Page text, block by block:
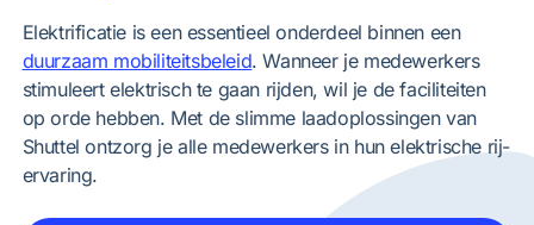
Elektrificatie is een essentieel onderdeel binnen een
duurzaam mobiliteitsbeleid. Wanneer je medewerkers
stimuleert elektrisch te gaan rijden, wil je de faciliteiten
op orde hebben. Met de slimme laadoplossingen van
Shuttel ontzorg je alle medewerkers in hun elektrische rij-
ervaring.